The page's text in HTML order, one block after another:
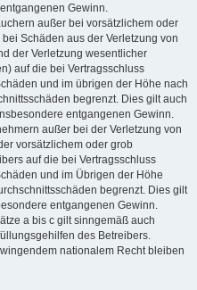
Gewinn.
außer bei vorsätzlichem oder
Schäden aus der Verletzung von
der Verletzung wesentlicher
auf die bei Vertragsschluss
und im übrigen der Höhe nach
begrenzt. Dies gilt auch
entgangenen Gewinn.
außer bei der Verletzung von
vorsätzlichem oder grob
auf die bei Vertragsschluss
und im Übrigen der Höhe
begrenzt. Dies gilt
entgangenen Gewinn.
a bis c gilt sinngemäß auch
des Betreibers.
nationalem Recht bleiben